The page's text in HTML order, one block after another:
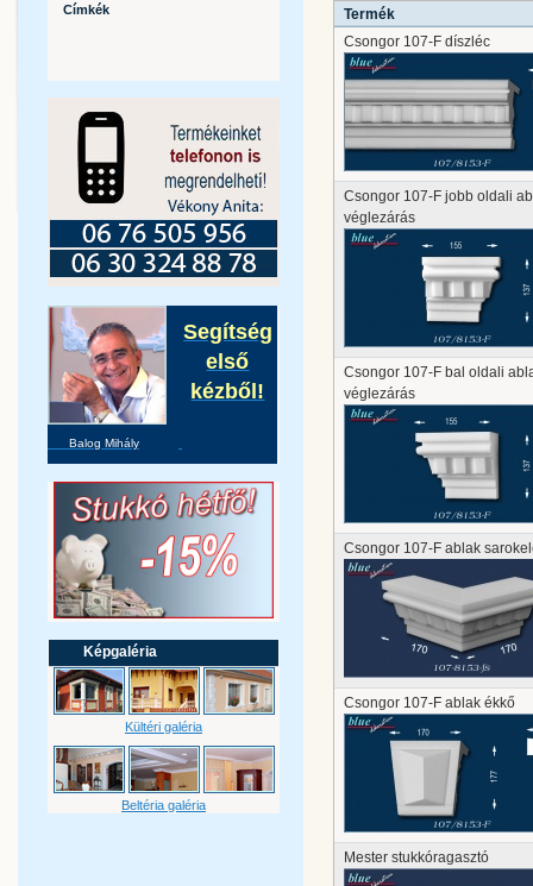
Címkék
Segítség
első
kézből!
Balog Mihály
Képgaléria
Kültéri galéria
Beltéria galéria
Termék
Csongor 107-F díszléc
Csongor 107-F jobb oldali
véglezárás
Csongor 107-F bal oldali
véglezárás
Csongor 107-F ablak
Csongor 107-F ablak ékkő
Mester stukkóragasztó